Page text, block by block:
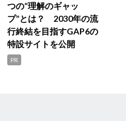
つの“理解のギャッ
プ”とは？ 2030年の流
行終結を目指すGAP6の
特設サイトを公開
PR